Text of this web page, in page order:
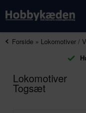
Forside » Lokomotiver /
Lokomotiver
Togsæt